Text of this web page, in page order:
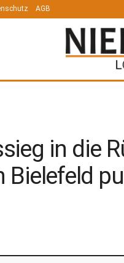
AGB
in die
Bielefeld